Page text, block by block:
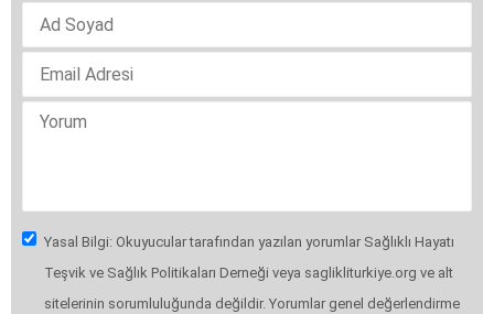
Yasal Bilgi: Okuyucular tarafından yazılan yorumlar Sağlıklı Hayatı
Teşvik ve Sağlık Politikaları Derneği veya saglikliturkiye.org ve alt
sitelerinin sorumluluğunda değildir. Yorumlar genel değerlendirme